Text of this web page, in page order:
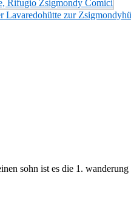
Lavaredohütte zur
sohn ist es die 1. wanderung